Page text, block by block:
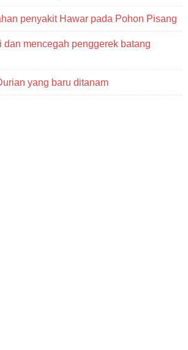
penyakit Hawar pada Pohon Pisang
dan mencegah penggerek batang
yang baru ditanam